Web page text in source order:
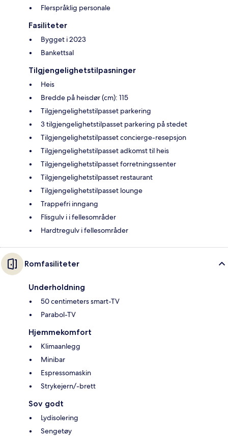
Flerspråklig personale
Fasiliteter
Bygget i 2023
Bankettsal
Tilgjengelighetstilpasninger
Heis
Bredde på heisdør (cm): 115
Tilgjengelighetstilpasset parkering
3 tilgjengelighetstilpasset parkering på stedet
Tilgjengelighetstilpasset concierge-resepsjon
Tilgjengelighetstilpasset adkomst til heis
Tilgjengelighetstilpasset forretningssenter
Tilgjengelighetstilpasset restaurant
Tilgjengelighetstilpasset lounge
Trappefri inngang
Flisgulv i i fellesområder
Hardtregulv i fellesområder
Romfasiliteter
Underholdning
50 centimeters smart-TV
Parabol-TV
Hjemmekomfort
Klimaanlegg
Minibar
Espressomaskin
Strykejern/-brett
Sov godt
Lydisolering
Sengetøy